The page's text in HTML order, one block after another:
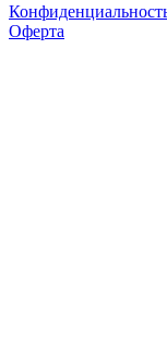
Оферта